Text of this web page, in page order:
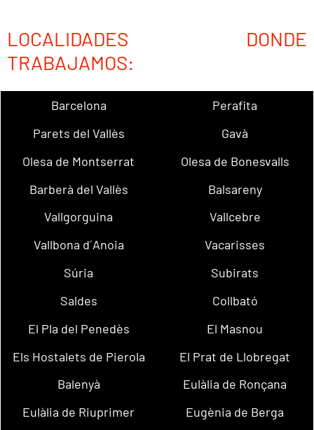
LOCALIDADES DONDE
TRABAJAMOS:
Barcelona
Perafita
Parets del Vallès
Gavà
Olesa de Montserrat
Olesa de Bonesvalls
Barberà del Vallès
Balsareny
Vallgorguina
Vallcebre
Vallbona d´Anoia
Vacarisses
Súria
Subirats
Saldes
Collbató
El Pla del Penedès
El Masnou
Els Hostalets de Pierola
El Prat de Llobregat
Balenyà
Eulàlia de Ronçana
Eulàlia de Riuprimer
Eugènia de Berga